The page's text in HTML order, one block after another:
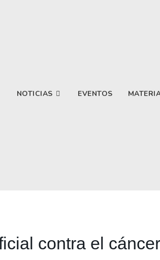
NOTICIAS EVENTOS
contra el